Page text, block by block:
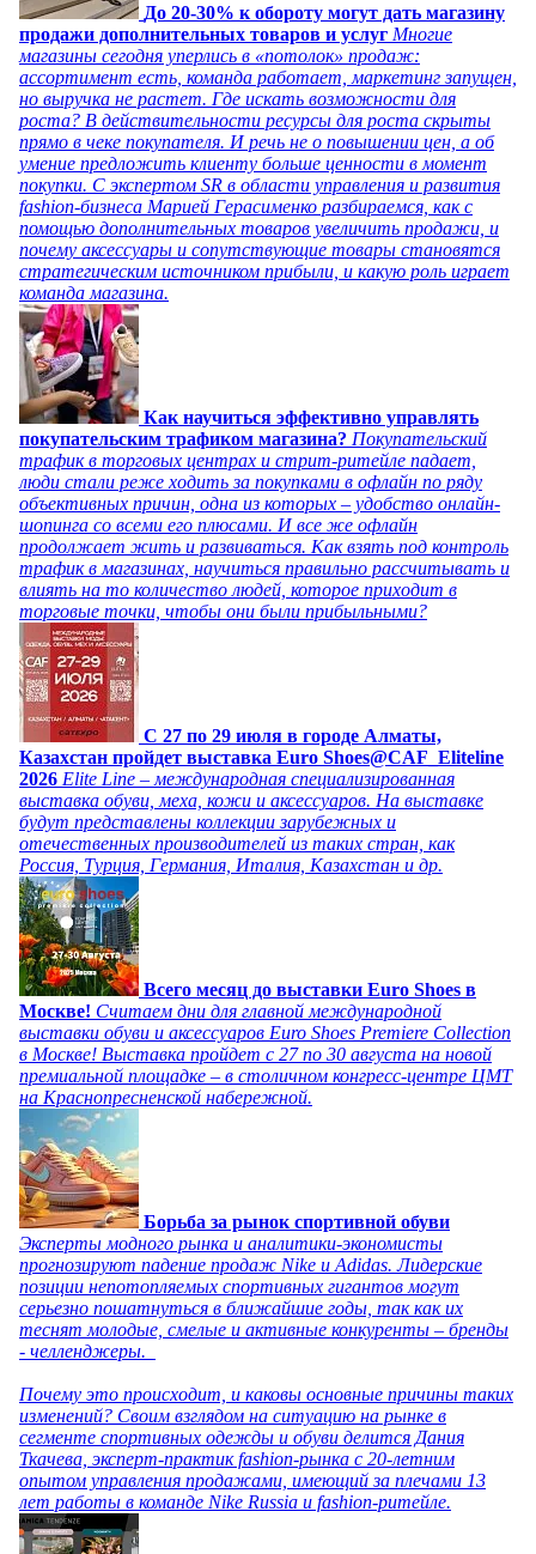
До 20-30% к обороту могут дать магазину
продажи дополнительных товаров и услуг Многие
магазины сегодня уперлись в «потолок» продаж:
ассортимент есть, команда работает, маркетинг запущен,
но выручка не растет. Где искать возможности для
роста? В действительности ресурсы для роста скрыты
прямо в чеке покупателя. И речь не о повышении цен, а об
умение предложить клиенту больше ценности в момент
покупки. С экспертом SR в области управления и развития
fashion-бизнеса Марией Герасименко разбираемся, как с
помощью дополнительных товаров увеличить продажи, и
почему аксессуары и сопутствующие товары становятся
стратегическим источником прибыли, и какую роль играет
команда магазина.
Как научиться эффективно управлять
покупательским трафиком магазина? Покупательский
трафик в торговых центрах и стрит-ритейле падает,
люди стали реже ходить за покупками в офлайн по ряду
объективных причин, одна из которых – удобство онлайн-
шопинга со всеми его плюсами. И все же офлайн
продолжает жить и развиваться. Как взять под контроль
трафик в магазинах, научиться правильно рассчитывать и
влиять на то количество людей, которое приходит в
торговые точки, чтобы они были прибыльными?
C 27 по 29 июля в городе Алматы,
Казахстан пройдет выставка Euro Shoes@CAF_Eliteline
2026 Elite Line – международная специализированная
выставка обуви, меха, кожи и аксессуаров. На выставке
будут представлены коллекции зарубежных и
отечественных производителей из таких стран, как
Россия, Турция, Германия, Италия, Казахстан и др.
Всего месяц до выставки Euro Shoes в
Москве! Считаем дни для главной международной
выставки обуви и аксессуаров Euro Shoes Premiere Collection
в Москве! Выставка пройдет с 27 по 30 августа на новой
премиальной площадке – в столичном конгресс-центре ЦМТ
на Краснопресненской набережной.
Борьба за рынок спортивной обуви
Эксперты модного рынка и аналитики-экономисты
прогнозируют падение продаж Nike и Adidas. Лидерские
позиции непотопляемых спортивных гигантов могут
серьезно пошатнуться в ближайшие годы, так как их
теснят молодые, смелые и активные конкуренты – бренды
- челленджеры.
Почему это происходит, и каковы основные причины таких
изменений? Своим взглядом на ситуацию на рынке в
сегменте спортивных одежды и обуви делится Дания
Ткачева, эксперт-практик fashion-рынка с 20-летним
опытом управления продажами, имеющий за плечами 13
лет работы в команде Nike Russia и fashion-ритейле.